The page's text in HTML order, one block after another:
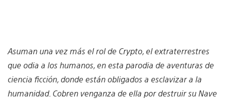
Asuman una vez más el rol de Crypto, el extraterrestres
que odia a los humanos, en esta parodia de aventuras de
ciencia ficción, donde están obligados a esclavizar a la
humanidad. Cobren venganza de ella por destruir su Nave